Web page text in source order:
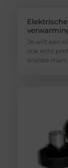
Je wilt een
ook echt
snelste